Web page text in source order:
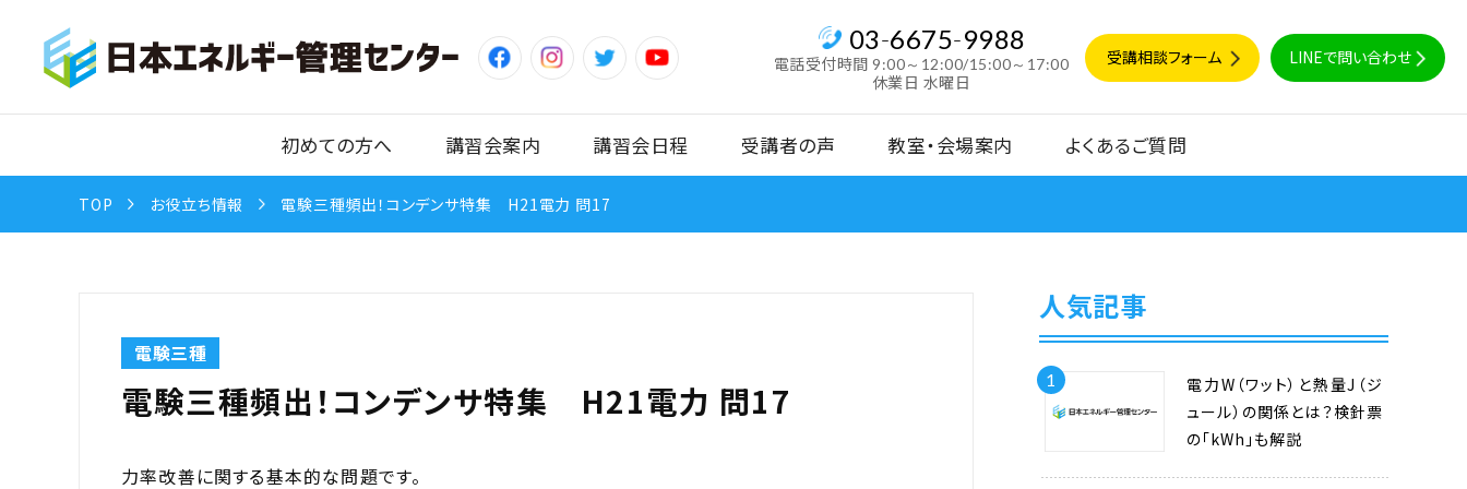
03-6675-9988
電話受付時間 9:00～12:00/15:00～17:00
休業日 水曜日
受講相談フォーム LINEで問い合わせ
初めての方へ 講習会案内 講習会日程 受講者の声 教室・会場案内 よくあるご質問
TOP お役立ち情報 電験三種頻出！コンデンサ特集 H21電力 問17
電験三種
電験三種頻出！コンデンサ特集 H21電力 問17
力率改善に関する基本的な問題です。
人気記事
1
電力W（ワット）と熱量J（ジ
ュール）の関係とは？検針票
の「kWh」も解説